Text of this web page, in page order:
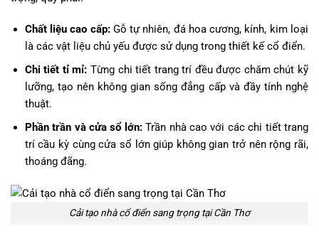
Chất liệu cao cấp:Gỗ tự nhiên, đá hoa cương, kính, kim loại
là các vật liệu chủ yếu được sử dụng trong thiết kế cổ điển.
Chi tiết tỉ mỉ: Từng chi tiết trang trí đều được chăm chút kỹ
lưỡng, tạo nên không gian sống đẳng cấp và đầy tính nghệ
thuật.
Phần trần và cửa sổ lớn:Trần nhà cao với các chi tiết trang
trí cầu kỳ cùng cửa sổ lớn giúp không gian trở nên rộng rãi,
thoáng đãng.
Cải tạo nhà cổ điển sang trọng tại Cần Thơ